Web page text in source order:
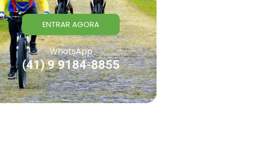
ENTRAR AGORA
WhatsApp
(41) 9 9184-8855